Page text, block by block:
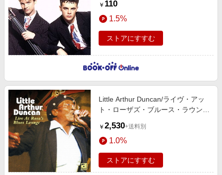
￥ 110
1.5%
ストアにすすむ
Little Arthur Duncan/ライヴ・アッ
ト・ローザズ・ブルース・ラウンジ
￥ 2,530+送料別
1.0%
ストアにすすむ